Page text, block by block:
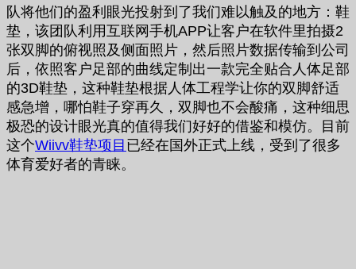
队将他们的盈利眼光投射到了我们难以触及的地方：鞋
垫，该团队利用互联网手机APP让客户在软件里拍摄2
张双脚的俯视照及侧面照片，然后照片数据传输到公司
后，依照客户足部的曲线定制出一款完全贴合人体足部
的3D鞋垫，这种鞋垫根据人体工程学让你的双脚舒适
感急增，哪怕鞋子穿再久，双脚也不会酸痛，这种细思
极恐的设计眼光真的值得我们好好的借鉴和模仿。目前
这个Wiivv鞋垫项目 已经在国外正式上线，受到了很多
体育爱好者的青睐。